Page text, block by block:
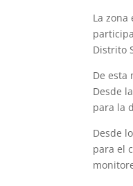
La
Distrito
De esta
Desde
para la
Desde
para el